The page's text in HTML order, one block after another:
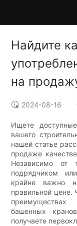
Найдите
на
2024-08-16
Ищете
вашего
нашей статье
продаже
Независимо от
подрядчиком
крайне важно
правильной цене.
башенных
получаете